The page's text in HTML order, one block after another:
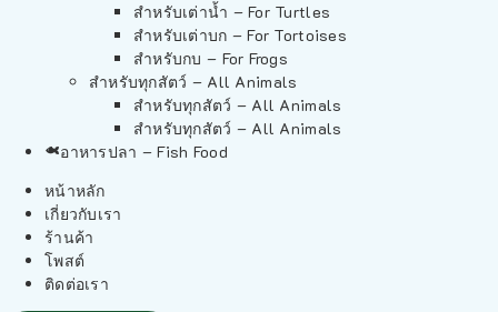
สำหรับเต่าน้ำ – For Turtles
สำหรับเต่าบก – For Tortoises
สำหรับกบ – For Frogs
สำหรับทุกสัตว์ – All Animals
สำหรับทุกสัตว์ – All Animals
สำหรับทุกสัตว์ – All Animals
อาหารปลา – Fish Food
หน้าหลัก
เกี่ยวกับเรา
ร้านค้า
โพสต์
ติดต่อเรา